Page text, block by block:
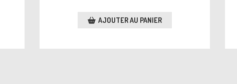
AJOUTER AU PANIER